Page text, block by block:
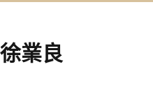
業良